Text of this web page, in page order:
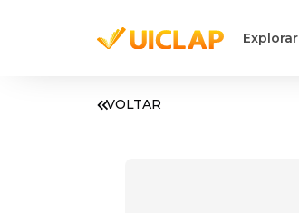
Explorar
VOLTAR